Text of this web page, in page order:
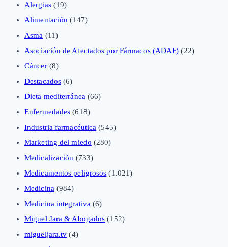
Alergias(19)
Alimentación (147)
Asma (11)
Asociación de Afectados por Fármacos (ADAF) (22)
Cáncer(8)
Destacados (6)
Dieta mediterránea (66)
Enfermedades (618)
Industria farmacéutica (545)
Marketing del miedo (280)
Medicalización (733)
Medicamentos peligrosos (1.021)
Medicina (984)
Medicina integrativa (6)
Miguel Jara & Abogados (152)
migueljara.tv (4)